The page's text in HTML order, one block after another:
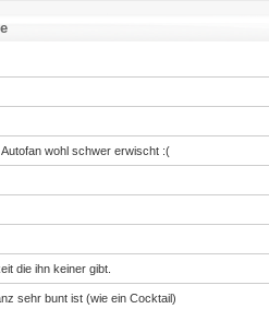
wohl schwer erwischt :(
die ihn keiner gibt.
sehr bunt ist (wie ein Cocktail)